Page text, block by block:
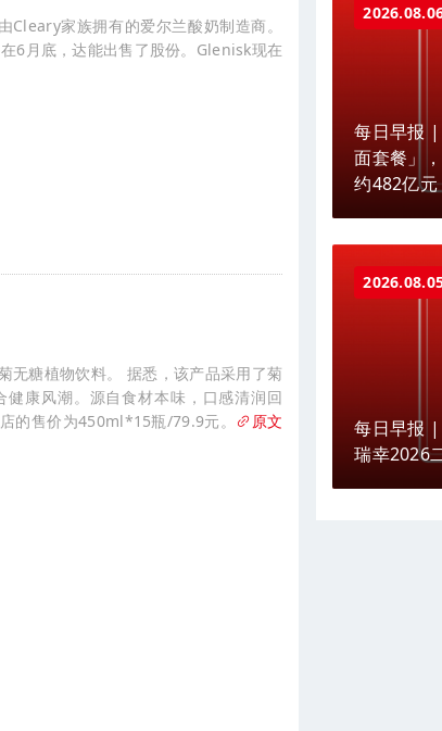
家族拥有的爱尔兰酸奶制造商。
6月底，达能出售了股份。Glenisk现在
无糖植物饮料。 据悉，该产品采用了菊
康风潮。源自食材本味，口感清润回
的售价为450ml*15瓶/79.9元。
原文
每日早报 |
面套餐」
约482亿元
每日早报 |
瑞幸2026